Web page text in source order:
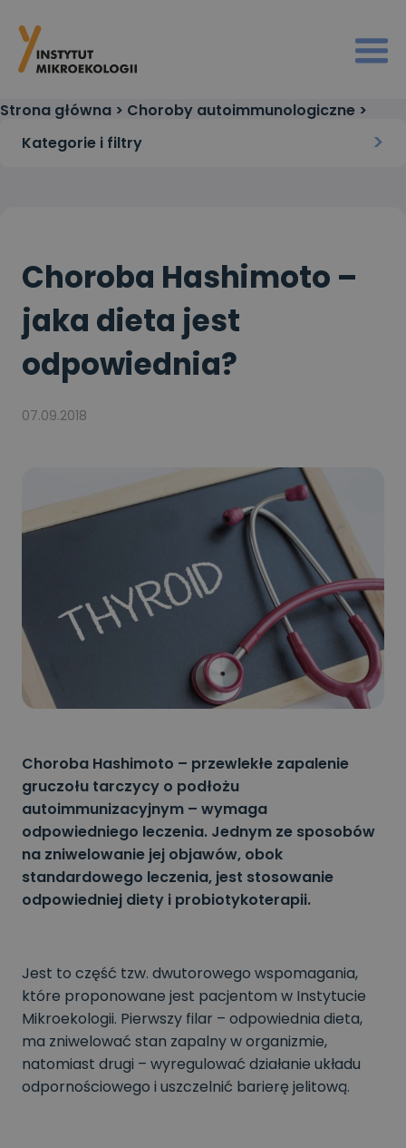
Strona główna > Choroby autoimmunologiczne >
Choroba Hashimoto – jaka dieta jest odpowiednia?
Kategorie i filtry
Choroba Hashimoto –
jaka dieta jest
odpowiednia?
07.09.2018
Choroba Hashimoto – przewlekłe zapalenie
gruczołu tarczycy o podłożu
autoimmunizacyjnym – wymaga
odpowiedniego leczenia. Jednym ze sposobów
na zniwelowanie jej objawów, obok
standardowego leczenia, jest stosowanie
odpowiedniej diety i probiotykoterapii.
Jest to część tzw. dwutorowego wspomagania,
które proponowane jest pacjentom w Instytucie
Mikroekologii. Pierwszy filar – odpowiednia dieta,
ma zniwelować stan zapalny w organizmie,
natomiast drugi – wyregulować działanie układu
odpornościowego i uszczelnić barierę jelitową.